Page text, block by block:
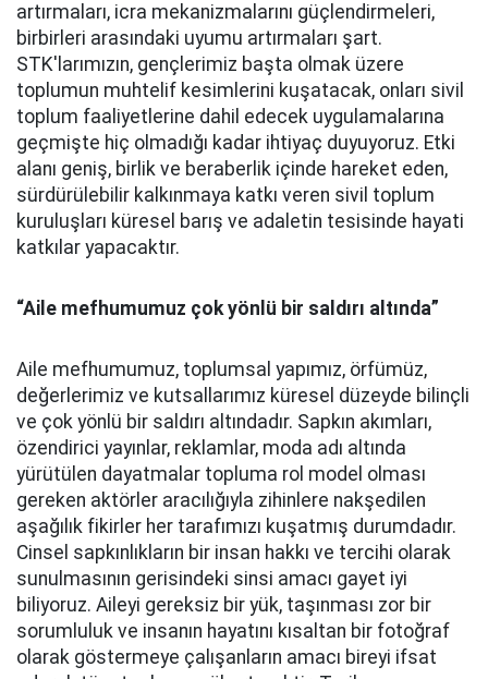
artırmaları, icra mekanizmalarını güçlendirmeleri,
birbirleri arasındaki uyumu artırmaları şart.
STK'larımızın, gençlerimiz başta olmak üzere
toplumun muhtelif kesimlerini kuşatacak, onları sivil
toplum faaliyetlerine dahil edecek uygulamalarına
geçmişte hiç olmadığı kadar ihtiyaç duyuyoruz. Etki
alanı geniş, birlik ve beraberlik içinde hareket eden,
sürdürülebilir kalkınmaya katkı veren sivil toplum
kuruluşları küresel barış ve adaletin tesisinde hayati
katkılar yapacaktır.
“Aile mefhumumuz çok yönlü bir saldırı altında”
Aile mefhumumuz, toplumsal yapımız, örfümüz,
değerlerimiz ve kutsallarımız küresel düzeyde bilinçli
ve çok yönlü bir saldırı altındadır. Sapkın akımları,
özendirici yayınlar, reklamlar, moda adı altında
yürütülen dayatmalar topluma rol model olması
gereken aktörler aracılığıyla zihinlere nakşedilen
aşağılık fikirler her tarafımızı kuşatmış durumdadır.
Cinsel sapkınlıkların bir insan hakkı ve tercihi olarak
sunulmasının gerisindeki sinsi amacı gayet iyi
biliyoruz. Aileyi gereksiz bir yük, taşınması zor bir
sorumluluk ve insanın hayatını kısaltan bir fotoğraf
olarak göstermeye çalışanların amacı bireyi ifsat